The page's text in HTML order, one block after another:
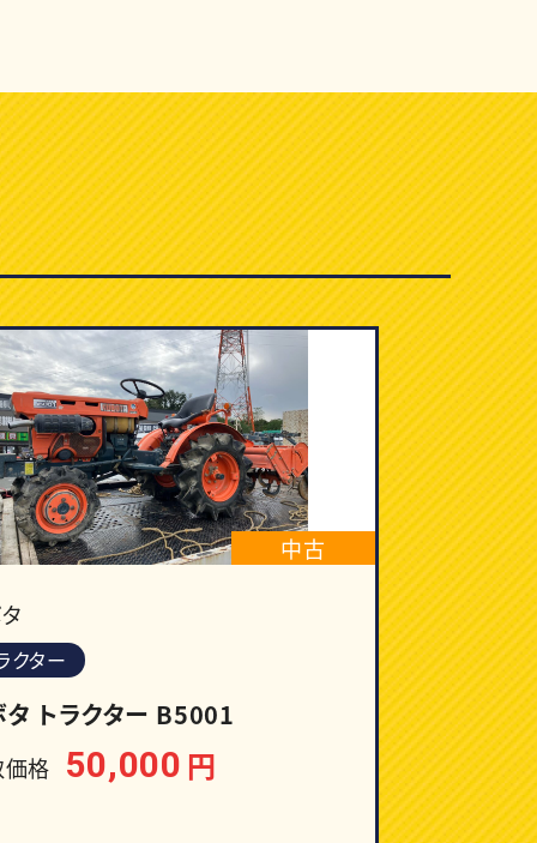
中古
クター
タ トラクター B5001
格 50,000 円